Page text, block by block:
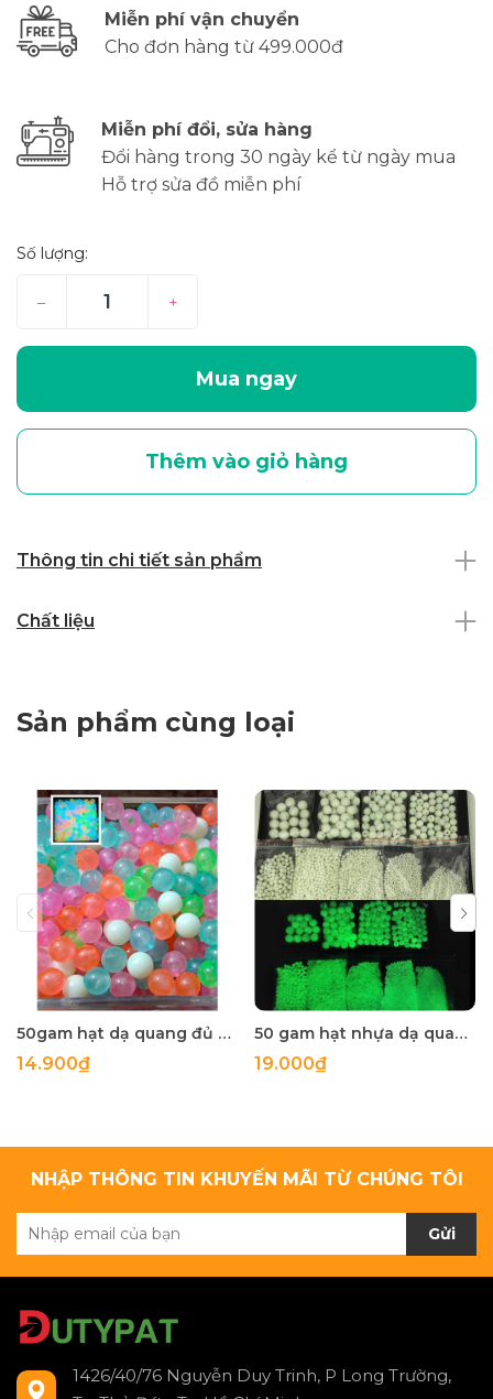
Miễn phí vận chuyển
Cho đơn hàng từ 499.000đ
Miễn phí đổi, sửa hàng
Đổi hàng trong 30 ngày kể từ ngày mua
Hỗ trợ sửa đồ miễn phí
Số lượng:
– +
Mua ngay
Thêm vào giỏ hàng
Thông tin chi tiết sản phẩm
Chất liệu
Sản phẩm cùng loại
50gam hạt dạ quang đủ màu 6mm, 8mm, 10mm, 12mm, hạt nhựa tròn
14.900₫
50 gam hạt nhựa dạ quang tròn đủ size 4mm, 5mm, 6mm, 8mm, 10mm, 12mm, 14mm, 16mm ,18mm , 10mm, 22mm, 25mm
19.000₫
NHẬP THÔNG TIN KHUYẾN MÃI TỪ CHÚNG TÔI
Gửi
1426/40/76 Nguyễn Duy Trinh, P Long Trường,